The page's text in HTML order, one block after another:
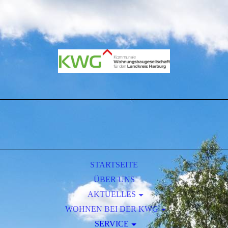
STARTSEITE
ÜBER UNS
AKTUELLES
PRESSE
WOHNEN BEI DER KWG
WOHNUNGSBESTAND
SERVICE